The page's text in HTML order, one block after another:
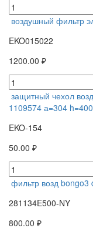
воздушный фильтр
EKO015022
1200.00 ₽
защитный чехол
1109574 а=304 h=400
EKO-154
50.00 ₽
фильтр возд bongo3
281134E500-NY
800.00 ₽